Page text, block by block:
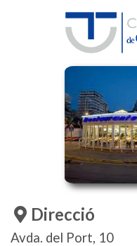
Direcció
Avda. del Port, 10